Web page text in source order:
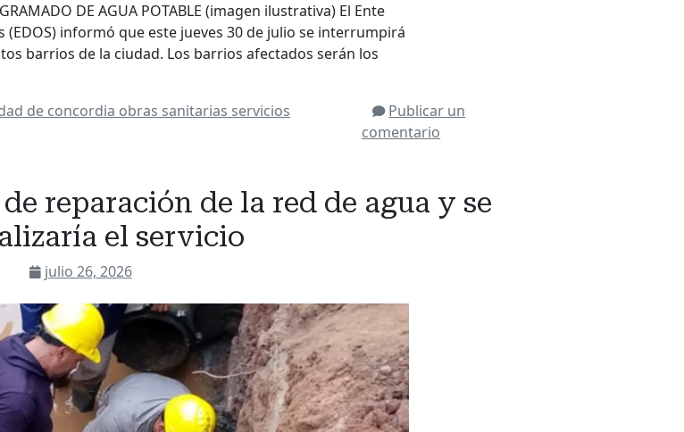
DE AGUA POTABLE (imagen ilustrativa) El Ente
(EDOS) informó que este jueves 30 de julio se interrumpirá
barrios de la ciudad. Los barrios afectados serán los
de concordia obras sanitarias servicios
Publicar un
comentario
reparación de la red de agua y se
el servicio
julio 26, 2026